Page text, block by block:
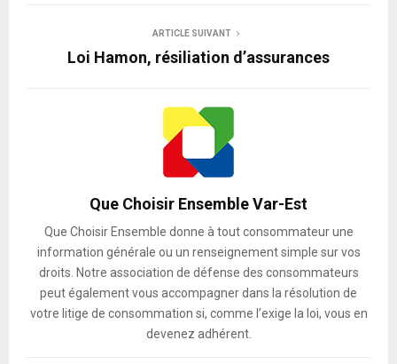
ARTICLE SUIVANT
Loi Hamon, résiliation d’assurances
Que Choisir Ensemble Var-Est
Que Choisir Ensemble donne à tout consommateur une
information générale ou un renseignement simple sur vos
droits. Notre association de défense des consommateurs
peut également vous accompagner dans la résolution de
votre litige de consommation si, comme l’exige la loi, vous en
devenez adhérent.